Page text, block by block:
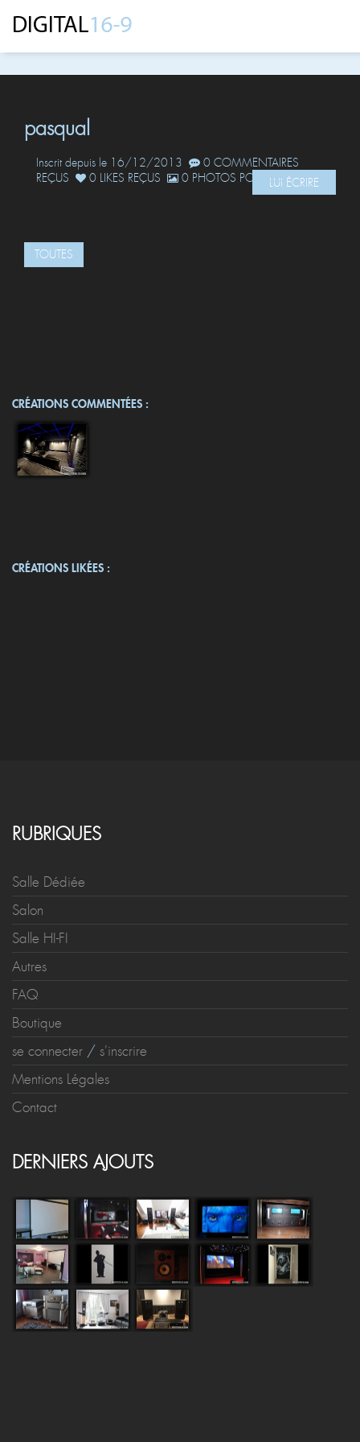
pasqual
Inscrit depuis le 16/12/2013
0 COMMENTAIRES
REÇUS
0 LIKES REÇUS 0 PHOTOS POSTÉESLUI ÉCRIRE
TOUTES
CRÉATIONS COMMENTÉES :
CRÉATIONS LIKÉES :
RUBRIQUES
Salle Dédiée
Salon
Salle HI-FI
Autres
FAQ
Boutique
se connecter / s'inscrire
Mentions Légales
Contact
DERNIERS AJOUTS